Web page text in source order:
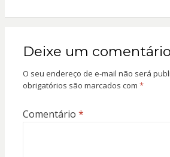
Deixe um comentário
O seu endereço de e-mail não será
obrigatórios são marcados com *
Comentário *